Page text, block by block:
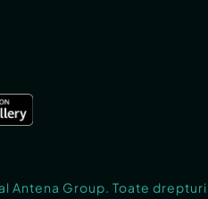
Antena Group. Toate